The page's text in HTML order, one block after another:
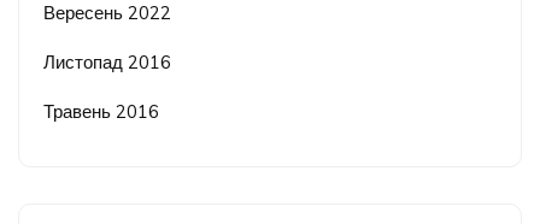
Вересень 2022
Листопад 2016
Травень 2016